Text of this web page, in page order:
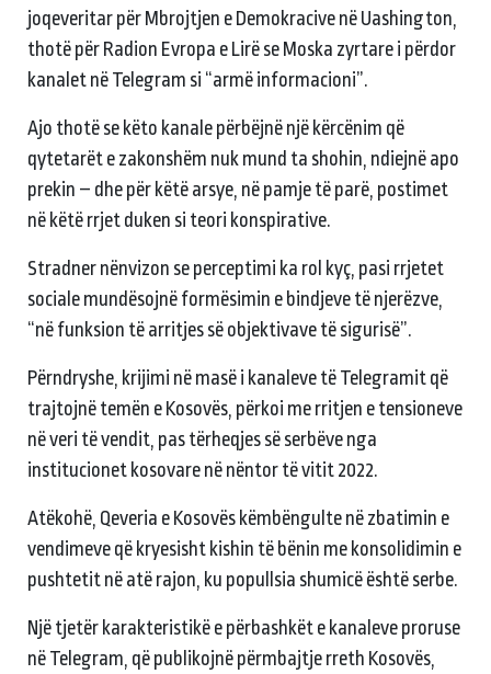
joqeveritar për Mbrojtjen e Demokracive në Uashington,
thotë për Radion Evropa e Lirë se Moska zyrtare i përdor
kanalet në Telegram si “armë informacioni”.
Ajo thotë se këto kanale përbëjnë një kërcënim që
qytetarët e zakonshëm nuk mund ta shohin, ndiejnë apo
prekin – dhe për këtë arsye, në pamje të parë, postimet
në këtë rrjet duken si teori konspirative.
Stradner nënvizon se perceptimi ka rol kyç, pasi rrjetet
sociale mundësojnë formësimin e bindjeve të njerëzve,
“në funksion të arritjes së objektivave të sigurisë”.
Përndryshe, krijimi në masë i kanaleve të Telegramit që
trajtojnë temën e Kosovës, përkoi me rritjen e tensioneve
në veri të vendit, pas tërheqjes së serbëve nga
institucionet kosovare në nëntor të vitit 2022.
Atëkohë, Qeveria e Kosovës këmbëngulte në zbatimin e
vendimeve që kryesisht kishin të bënin me konsolidimin e
pushtetit në atë rajon, ku popullsia shumicë është serbe.
Një tjetër karakteristikë e përbashkët e kanaleve proruse
në Telegram, që publikojnë përmbajtje rreth Kosovës,